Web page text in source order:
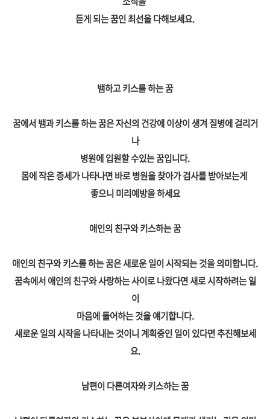
듣게 되는 꿈인 최선을 다해보세요.
뱀하고 키스를 하는 꿈
꿈에서 뱀과 키스를 하는 꿈은 자신의 건강에 이상이 생겨 질병에 걸리거
나
병원에 입원할 수있는 꿈입니다.
몸에 작은 증세가 나타나면 바로 병원을 찾아가 검사를 받아보는게
좋으니 미리예방을 하세요
애인의 친구와 키스하는 꿈
애인의 친구와 키스를 하는 꿈은 새로운 일이 시작되는 것을 의미합니다.
꿈속에서 애인의 친구와 사랑하는 사이로 나왔다면 새로 시작하려는 일
이
마음에 들어하는 것을 얘기합니다.
새로운 일의 시작을 나타내는 것이니 계획중인 일이 있다면 추진해보세
요.
남편이 다른여자와 키스하는 꿈